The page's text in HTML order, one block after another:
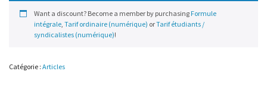
Want a discount? Become a member by purchasing Formule
intégrale, Tarif ordinaire (numérique) orTarif étudiants /
syndicalistes (numérique)!
Catégorie : Articles